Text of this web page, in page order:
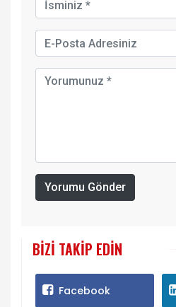
Yorumu Gönder
BIZI TAKIP EDIN
Facebook